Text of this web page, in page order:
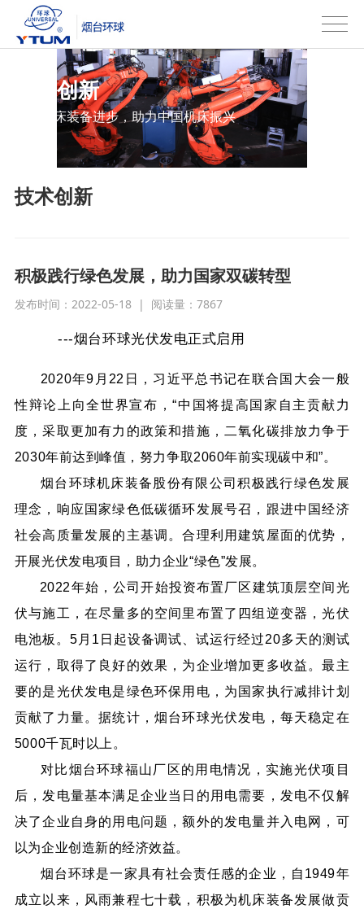
技术创新
专注机床装备进步，助力中国机床振兴
技术创新
积极践行绿色发展，助力国家双碳转型
发布时间：2022-05-18| 阅读量： 7867
---烟台环球光伏发电正式启用
2020年9月22日，习近平总书记在联合国大会一般
性辩论上向全世界宣布，“中国将提高国家自主贡献力
度，采取更加有力的政策和措施，二氧化碳排放力争于
2030年前达到峰值，努力争取2060年前实现碳中和”。
烟台环球机床装备股份有限公司积极践行绿色发展
理念，响应国家绿色低碳循环发展号召，跟进中国经济
社会高质量发展的主基调。合理利用建筑屋面的优势，
开展光伏发电项目，助力企业“绿色”发展。
2022年始，公司开始投资布置厂区建筑顶层空间光
伏与施工，在尽量多的空间里布置了四组逆变器，光伏
电池板。5月1日起设备调试、试运行经过20多天的测试
运行，取得了良好的效果，为企业增加更多收益。最主
要的是光伏发电是绿色环保用电，为国家执行减排计划
贡献了力量。据统计，烟台环球光伏发电，每天稳定在
5000千瓦时以上。
对比烟台环球福山厂区的用电情况，实施光伏项目
后，发电量基本满足企业当日的用电需要，发电不仅解
决了企业自身的用电问题，额外的发电量并入电网，可
以为企业创造新的经济效益。
烟台环球是一家具有社会责任感的企业，自1949年
成立以来，风雨兼程七十载，积极为机床装备发展做贡